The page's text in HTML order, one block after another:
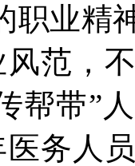
职业精
范，
帮带”
务人